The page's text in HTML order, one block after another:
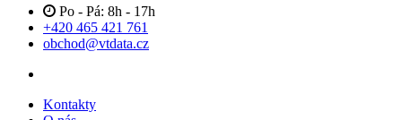
Po - Pá: 8h - 17h
+420 465 421 761
obchod@vtdata.cz
Kontakty